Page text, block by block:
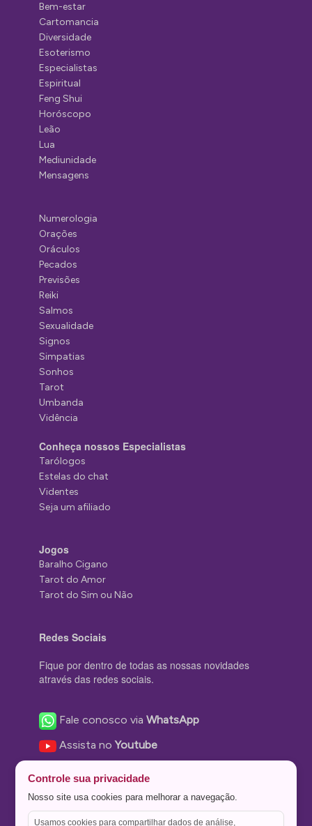
Bem-estar
Cartomancia
Diversidade
Esoterismo
Especialistas
Espiritual
Feng Shui
Horóscopo
Leão
Lua
Mediunidade
Mensagens
Numerologia
Orações
Oráculos
Pecados
Previsões
Reiki
Salmos
Sexualidade
Signos
Simpatias
Sonhos
Tarot
Umbanda
Vidência
Conheça nossos Especialistas
Tarólogos
Estelas do chat
Videntes
Seja um afiliado
Jogos
Baralho Cigano
Tarot do Amor
Tarot do Sim ou Não
Redes Sociais
Fique por dentro de todas as nossas novidades
através das redes sociais.
Fale conosco viaWhatsApp
Assista noYoutube
Nos siga no Instagram
Nos siga noTwitter
Controle sua privacidade
Nosso site usa cookies para melhorar a navegação.
Usamos cookies para compartilhar dados de análise,